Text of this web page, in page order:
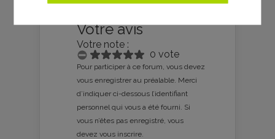
Votre avis
Votre note :
0 vote
Pour participer à ce forum, vous devez
vous enregistrer au préalable. Merci
d’indiquer ci-dessous l’identifiant
personnel qui vous a été fourni. Si
vous n’êtes pas enregistré, vous
devez vous inscrire.